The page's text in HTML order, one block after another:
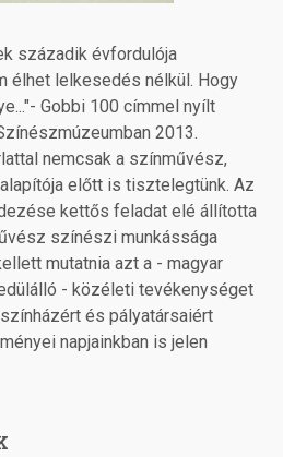
századik évfordulója
élhet lelkesedés nélkül. Hogy
Gobbi 100 címmel nyílt
2013.
nemcsak a színművész,
előtt is tisztelegtünk. Az
kettős feladat elé állította
színészi munkássága
mutatnia azt a - magyar
- közéleti tevékenységet
és pályatársaiért
napjainkban is jelen